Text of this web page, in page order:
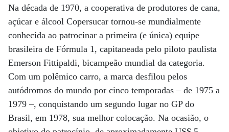
Na década de 1970, a cooperativa de produtores de cana,
açúcar e álcool Copersucar tornou-se mundialmente
conhecida ao patrocinar a primeira (e única) equipe
brasileira de Fórmula 1, capitaneada pelo piloto paulista
Emerson Fittipaldi, bicampeão mundial da categoria.
Com um polêmico carro, a marca desfilou pelos
autódromos do mundo por cinco temporadas – de 1975 a
1979 –, conquistando um segundo lugar no GP do
Brasil, em 1978, sua melhor colocação. Na ocasião, o